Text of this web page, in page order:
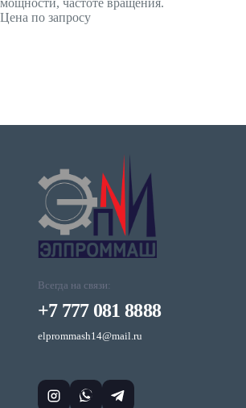
мощности, частоте вращения.
Цена по запросу
Всегда на связи:
+7 777 081 8888
elprommash14@mail.ru